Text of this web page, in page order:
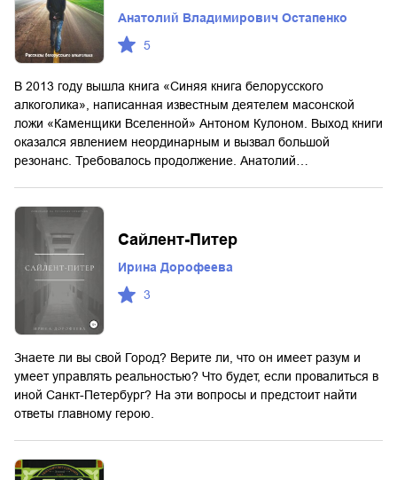
Анатолий Владимирович Остапенко
5
В 2013 году вышла книга «Синяя книга белорусского
алкоголика», написанная известным деятелем масонской
ложи «Каменщики Вселенной» Антоном Кулоном. Выход книги
оказался явлением неординарным и вызвал большой
резонанс. Требовалось продолжение. Анатолий…
Сайлент-Питер
Ирина Дорофеева
3
Знаете ли вы свой Город? Верите ли, что он имеет разум и
умеет управлять реальностью? Что будет, если провалиться в
иной Санкт-Петербург? На эти вопросы и предстоит найти
ответы главному герою.